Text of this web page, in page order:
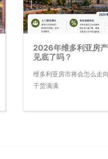
2026年维多利亚房
见底了吗？
维多利亚房市将会怎么走
干货满满